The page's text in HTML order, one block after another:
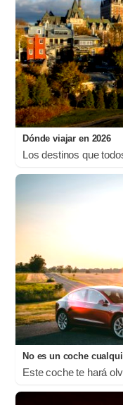
Dónde viajar en 2026
Los destinos que
No es un coche
Este coche te hará